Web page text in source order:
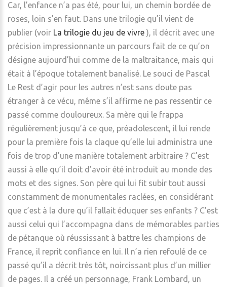
Car, l’enfance n’a pas été, pour lui, un chemin bordée de
roses, loin s’en faut. Dans une trilogie qu’il vient de
publier (voir La trilogie du jeu de vivre ), il décrit avec une
précision impressionnante un parcours fait de ce qu’on
désigne aujourd’hui comme de la maltraitance, mais qui
était à l’époque totalement banalisé. Le souci de Pascal
Le Rest d’agir pour les autres n’est sans doute pas
étranger à ce vécu, même s’il affirme ne pas ressentir ce
passé comme douloureux. Sa mère qui le frappa
régulièrement jusqu’à ce que, préadolescent, il lui rende
pour la première fois la claque qu’elle lui administra une
fois de trop d’une manière totalement arbitraire ? C’est
aussi à elle qu’il doit d’avoir été introduit au monde des
mots et des signes. Son père qui lui fit subir tout aussi
constamment de monumentales raclées, en considérant
que c’est à la dure qu’il fallait éduquer ses enfants ? C’est
aussi celui qui l’accompagna dans de mémorables parties
de pétanque où réussissant à battre les champions de
France, il reprit confiance en lui. Il n’a rien refoulé de ce
passé qu’il a décrit très tôt, noircissant plus d’un millier
de pages. Il a créé un personnage, Frank Lombard, un